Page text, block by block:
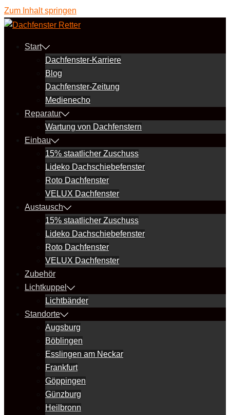
Zum Inhalt springen
Start
Dachfenster-Karriere
Blog
Dachfenster-Zeitung
Medienecho
Reparatur
Wartung von Dachfenstern
Einbau
15% staatlicher Zuschuss
Lideko Dachschiebefenster
Roto Dachfenster
VELUX Dachfenster
Austausch
15% staatlicher Zuschuss
Lideko Dachschiebefenster
Roto Dachfenster
VELUX Dachfenster
Zubehör
Lichtkuppel
Lichtbänder
Standorte
Augsburg
Böblingen
Esslingen am Neckar
Frankfurt
Göppingen
Günzburg
Heilbronn